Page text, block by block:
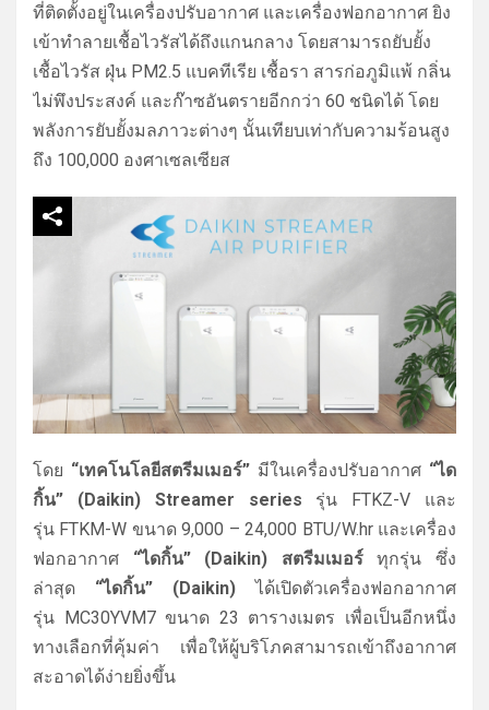
ที่ติดตั้งอยู่ในเครื่องปรับอากาศ และเครื่องฟอกอากาศ ยิง
เข้าทำลายเชื้อไวรัสได้ถึงแกนกลาง โดยสามารถยับยั้ง
เชื้อไวรัส ฝุ่น PM2.5 แบคทีเรีย เชื้อรา สารก่อภูมิแพ้ กลิ่น
ไม่พึงประสงค์ และก๊าซอันตรายอีกกว่า 60 ชนิดได้ โดย
พลังการยับยั้งมลภาวะต่างๆ นั้นเทียบเท่ากับความร้อนสูง
ถึง 100,000 องศาเซลเซียส
โดย “เทคโนโลยีสตรีมเมอร์” มีในเครื่องปรับอากาศ “ได
กิ้น” (Daikin) Streamer series รุ่น FTKZ-V และ
รุ่น FTKM-W ขนาด 9,000 – 24,000 BTU/W.hr และเครื่อง
ฟอกอากาศ “ไดกิ้น” (Daikin) สตรีมเมอร์
ทุกรุ่น ซึ่ง
ล่าสุด “ไดกิ้น” (Daikin)ได้เปิดตัวเครื่องฟอกอากาศ
รุ่น MC30YVM7 ขนาด 23 ตารางเมตร เพื่อเป็นอีกหนึ่ง
ทางเลือกที่คุ้มค่า เพื่อให้ผู้บริโภคสามารถเข้าถึงอากาศ
สะอาดได้ง่ายยิ่งขึ้น